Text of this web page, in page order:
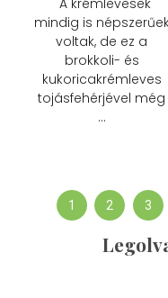
A krémlevesek
mindig is
voltak, de ez a
brokkoli- és
kukoricakrémleves
tojásfehérjével még
…
1 2 3